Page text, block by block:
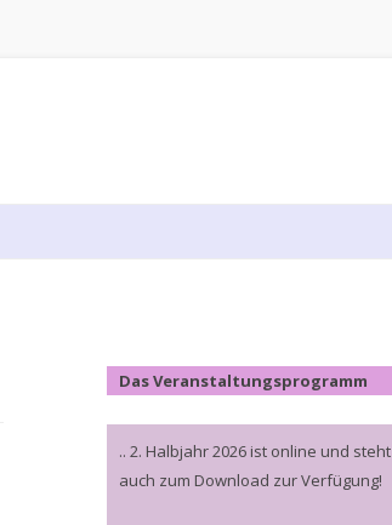
Das Veranstaltungsprogramm
.. 2. Halbjahr 2026 ist online und steht
auch zum Download zur Verfügung!